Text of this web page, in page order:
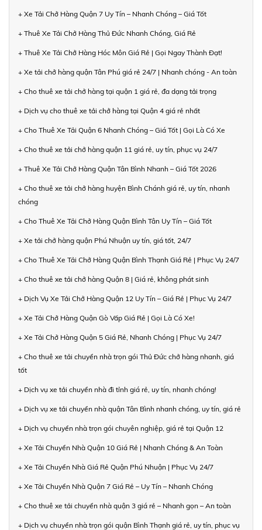
+ Xe Tải Chở Hàng Quận 7 Uy Tín – Nhanh Chóng – Giá Tốt
+ Thuê Xe Tải Chở Hàng Thủ Đức Nhanh Chóng, Giá Rẻ
+ Thuê Xe Tải Chở Hàng Hóc Môn Giá Rẻ | Gọi Ngay Thành Đạt!
+ Xe tải chở hàng quận Tân Phú giá rẻ 24/7 | Nhanh chóng - An toàn
+ Cho thuê xe tải chở hàng tại quận 1 giá rẻ, đa dạng tải trọng
+ Dịch vụ cho thuê xe tải chở hàng tại Quận 4 giá rẻ nhất
+ Cho Thuê Xe Tải Quận 6 Nhanh Chóng – Giá Tốt | Gọi Là Có Xe
+ Cho thuê xe tải chở hàng quận 11 giá rẻ, uy tín, phục vụ 24/7
+ Thuê Xe Tải Chở Hàng Quận Tân Bình Nhanh – Giá Tốt 2026
+ Cho thuê xe tải chở hàng huyện Bình Chánh giá rẻ, uy tín, nhanh
chóng
+ Cho Thuê Xe Tải Chở Hàng Quận Bình Tân Uy Tín – Giá Tốt
+ Xe tải chở hàng quận Phú Nhuận uy tín, giá tốt, 24/7
+ Cho Thuê Xe Tải Chở Hàng Quận Bình Thạnh Giá Rẻ | Phục Vụ 24/7
+ Cho thuê xe tải chở hàng Quận 8 | Giá rẻ, không phát sinh
+ Dịch Vụ Xe Tải Chở Hàng Quận 12 Uy Tín – Giá Rẻ | Phục Vụ 24/7
+ Xe Tải Chở Hàng Quận Gò Vấp Giá Rẻ | Gọi Là Có Xe!
+ Xe Tải Chở Hàng Quận 5 Giá Rẻ, Nhanh Chóng | Phục Vụ 24/7
+ Cho thuê xe tải chuyển nhà trọn gói Thủ Đức chở hàng nhanh, giá
tốt
+ Dịch vụ xe tải chuyển nhà đi tỉnh giá rẻ, uy tín, nhanh chóng!
+ Dịch vụ xe tải chuyển nhà quận Tân Bình nhanh chóng, uy tín, giá rẻ
+ Dịch vụ chuyển nhà trọn gói chuyên nghiệp, giá rẻ tại Quận 12
+ Xe Tải Chuyển Nhà Quận 10 Giá Rẻ | Nhanh Chóng & An Toàn
+ Xe Tải Chuyển Nhà Giá Rẻ Quận Phú Nhuận | Phục Vụ 24/7
+ Xe Tải Chuyển Nhà Quận 7 Giá Rẻ – Uy Tín – Nhanh Chóng
+ Cho thuê xe tải chuyển nhà quận 3 giá rẻ – Nhanh gọn – An toàn
+ Dịch vụ chuyển nhà trọn gói quận Bình Thạnh giá rẻ, uy tín, phục vụ